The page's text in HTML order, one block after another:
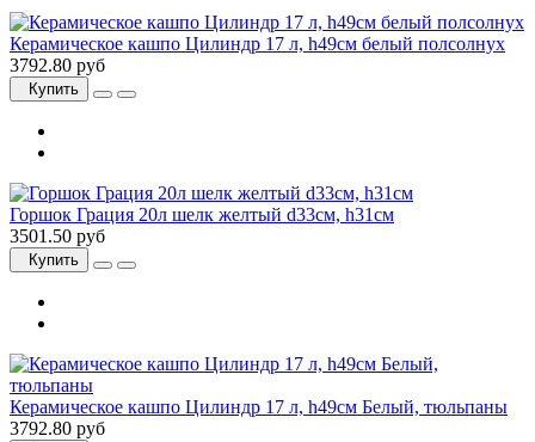
Керамическое кашпо Цилиндр 17 л, h49см белый полсолнух
3792.80 руб
Купить
Горшок Грация 20л шелк желтый d33см, h31см
3501.50 руб
Купить
Керамическое кашпо Цилиндр 17 л, h49см Белый, тюльпаны
3792.80 руб